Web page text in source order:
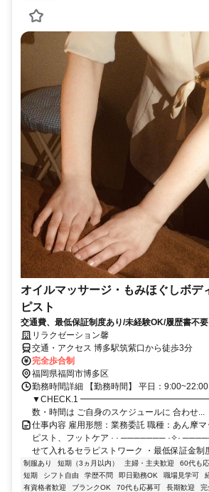
オイルマッサージ・もみほぐしボデ
ピスト
交通費、最低保証制度あり/未経験OK/履歴書不要
リラクゼーション馨
交通・アクセス 博多駅筑紫口から徒歩3分
完全歩合制
福岡県福岡市博多区
勤務時間詳細 【勤務時間】 平日：
▼CHECK.1
数・時間は ご自身のスケジュールに 合わせ...
仕事内容 雇用形態：業務委託 職種：あん摩
ピスト、フットケア · · ─────── ·✧·
せて入れるセラピストワーク ・最低保証金制
制服あり 短期（3ヵ月以内） 主婦・主夫歓迎 60代も
短期
シフト自由 学歴不問 即日勤務OK 職場見学可
有資格者歓迎
ブランクOK 70代も応募可 長期歓迎 完